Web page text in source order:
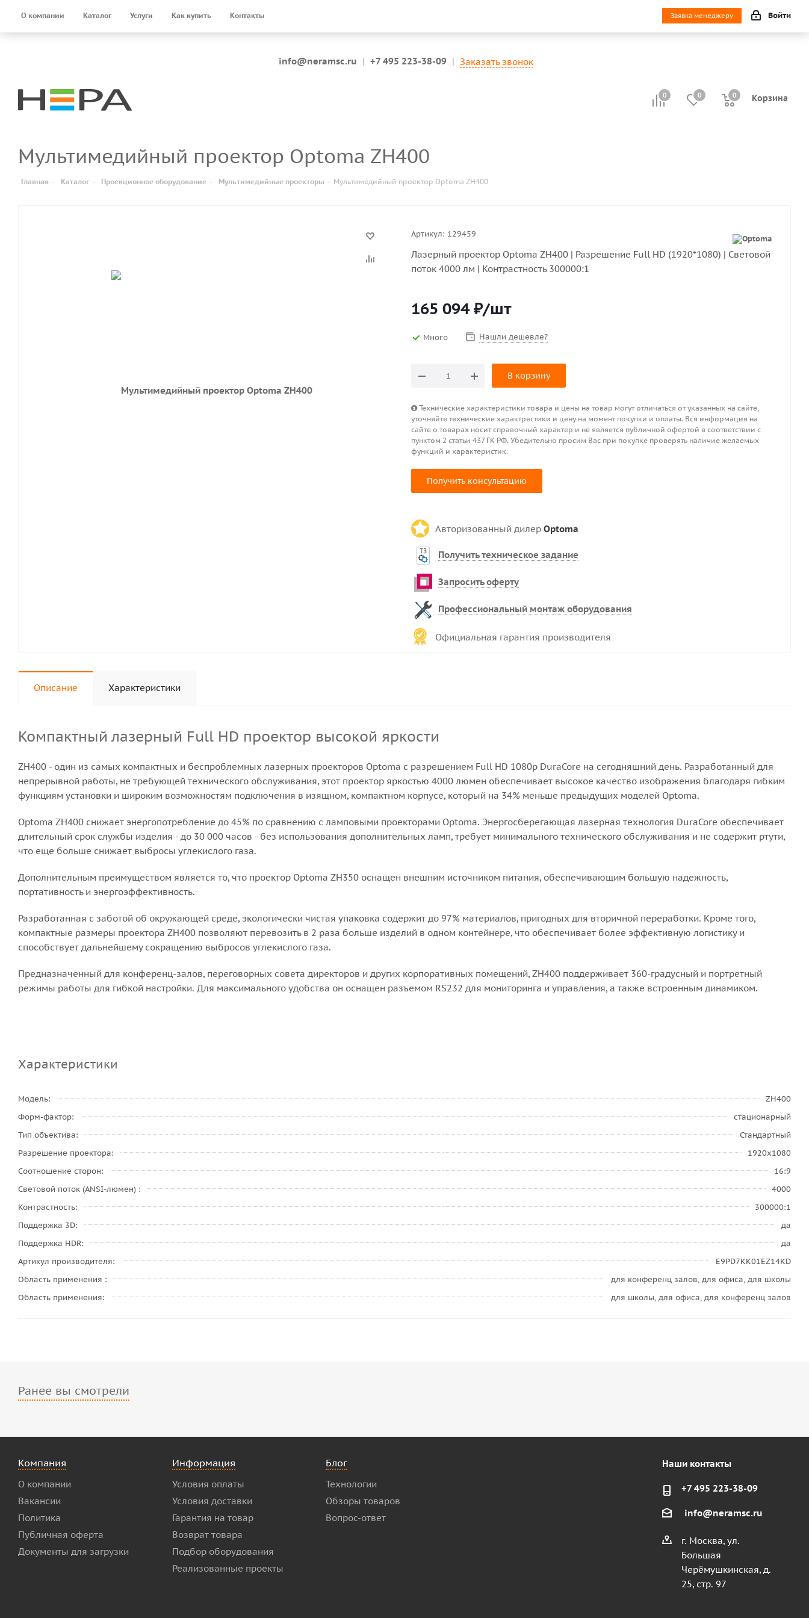
О компании Каталог Услуги Как купить Контакты Заявка менеджеру Войти
info@neramsc.ru | +7 495 223-38-09 | Заказать звонок
0 0 Корзина
0
0
Мультимедийный проектор Optoma ZH400
Главная - Каталог - Проекционное оборудование - Мультимедийные проекторы - Мультимедийный проектор Optoma ZH400
Артикул: 129459
Лазерный проектор Optoma ZH400 | Разрешение Full HD (1920*1080) | Световой
поток 4000 лм | Контрастность 300000:1
165 094₽/шт
Много Нашли дешевле?
В корзину
Технические характеристики товара и цены на товар могут отличаться от указанных на сайте,
уточняйте технические характрестики и цену на момент покупки и оплаты. Вся информация на
сайте о товарах носит справочный характер и не является публичной офертой в соответствии с
пунктом 2 статьи 437 ГК РФ. Убедительно просим Вас при покупке проверять наличие желаемых
функций и характеристик.
Получить консультацию
Авторизованный дилер Optoma
Получить техническое задание
Запросить оферту
Профессиональный монтаж оборудования
Официальная гарантия производителя
Описание Характеристики
Компактный лазерный Full HD проектор высокой яркости
ZH400 - один из самых компактных и беспроблемных лазерных проекторов Optoma с разрешением Full HD 1080p DuraCore на сегодняшний день. Разработанный для
непрерывной работы, не требующей технического обслуживания, этот проектор яркостью 4000 люмен обеспечивает высокое качество изображения благодаря гибким
функциям установки и широким возможностям подключения в изящном, компактном корпусе, который на 34% меньше предыдущих моделей Optoma.
Optoma ZH400 снижает энергопотребление до 45% по сравнению с ламповыми проекторами Optoma. Энергосберегающая лазерная технология DuraCore обеспечивает
длительный срок службы изделия - до 30 000 часов - без использования дополнительных ламп, требует минимального технического обслуживания и не содержит ртути,
что еще больше снижает выбросы углекислого газа.
Дополнительным преимуществом является то, что проектор Optoma ZH350 оснащен внешним источником питания, обеспечивающим большую надежность,
портативность и энергоэффективность.
Разработанная с заботой об окружающей среде, экологически чистая упаковка содержит до 97% материалов, пригодных для вторичной переработки. Кроме того,
компактные размеры проектора ZH400 позволяют перевозить в 2 раза больше изделий в одном контейнере, что обеспечивает более эффективную логистику и
способствует дальнейшему сокращению выбросов углекислого газа.
Предназначенный для конференц-залов, переговорных совета директоров и других корпоративных помещений, ZH400 поддерживает 360-градусный и портретный
режимы работы для гибкой настройки. Для максимального удобства он оснащен разъемом RS232 для мониторинга и управления, а также встроенным динамиком.
Характеристики
Модель
ZH400
Форм-фактор
стационарный
Тип объектива
Стандартный
Разрешение проектора
1920x1080
Соотношение сторон
16:9
Световой поток (ANSI-люмен)
4000
Контрастность
300000:1
Поддержка 3D
да
Поддержка HDR
да
Артикул производителя
E9PD7KK01EZ14KD
Область применения
для конференц залов, для офиса, для школы
Область применения
для школы, для офиса, для конференц залов
Ранее вы смотрели
Компания
О компании
Вакансии
Политика
Публичная оферта
Документы для загрузки
Информация
Условия оплаты
Условия доставки
Гарантия на товар
Возврат товара
Подбор оборудования
Реализованные проекты
Блог
Технологии
Обзоры товаров
Вопрос-ответ
Наши контакты
+7 495 223-38-09
info@neramsc.ru
г. Москва, ул.
Большая
Черёмушкинская, д.
25, стр. 97